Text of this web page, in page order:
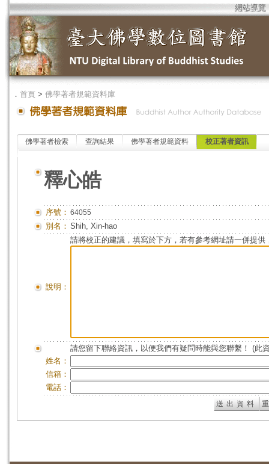
網站導覽
． 首頁 > 佛學著者規範資料庫
佛學著者檢索 查詢結果 佛學著者規範資料 校正著者資訊
釋心皓
序號： 64055
別名： Shih, Xin-hao
說明：
請將校正的建議，填寫於下方，若有參考網址請一併提供
請您留下聯絡資訊，以便我們有疑問時能與您聯繫！ (此
姓名：
信箱：
電話：